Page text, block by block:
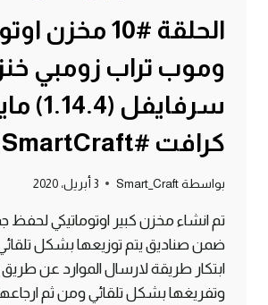
الحلقة #10 مخزن
وموب تراب زومبي
سرفايفل
كرافت #SmartCraft
بواسطة Smart_Craft 3 أبريل، 2020
تم انشاء مخزن كبير اوتوماتيكي لحفظ
ضمن صناديق يتم توزيعها بشكل
ابتكار طريقة لارسال الموارد عن طريق
وتفريغها بشكل تلقائي ومن ثم